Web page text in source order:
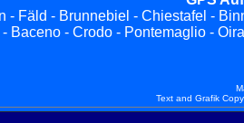
- Fäld - Brunnebiel - Chiestafel -
Baceno - Crodo - Pontemaglio -
Text and Grafik